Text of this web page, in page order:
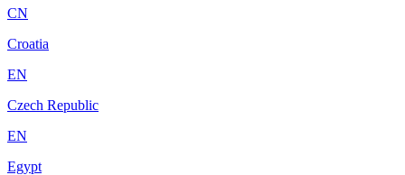
CN
Croatia
EN
Czech Republic
EN
Egypt